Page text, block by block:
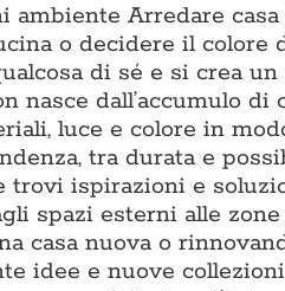
ambiente Arredare
o decidere il colore
di sé e si crea
nasce dall’accumulo di
luce e colore in
tra durata e
trovi ispirazioni e
spazi esterni alle
casa nuova o
idee e nuove